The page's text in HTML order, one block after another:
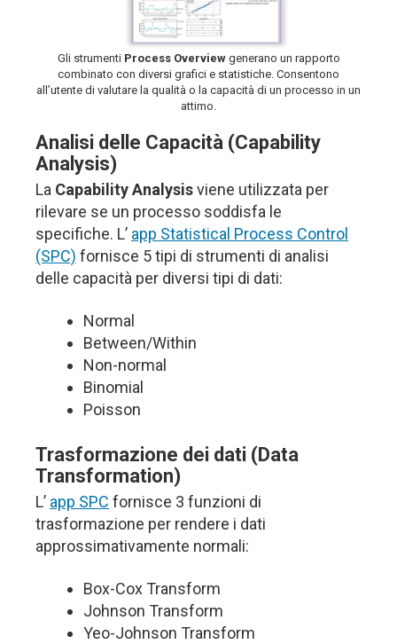
Gli strumenti Process Overviewgenerano un rapporto
combinato con diversi grafici e statistiche. Consentono
all’utente di valutare la qualità o la capacità di un processo in un
attimo.
Analisi delle Capacità (Capability
Analysis)
La Capability Analysisviene utilizzata per
rilevare se un processo soddisfa le
specifiche. L’ app Statistical Process Control
(SPC) fornisce 5 tipi di strumenti di analisi
delle capacità per diversi tipi di dati:
Normal
Between/Within
Non-normal
Binomial
Poisson
Trasformazione dei dati (Data
Transformation)
L’ app SPC fornisce 3 funzioni di
trasformazione per rendere i dati
approssimativamente normali:
Box-Cox Transform
Johnson Transform
Yeo-Johnson Transform